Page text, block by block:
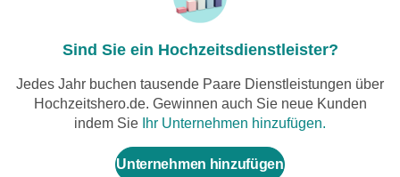
Sind Sie ein Hochzeitsdienstleister?
Jedes Jahr buchen tausende Paare Dienstleistungen über
Hochzeitshero.de. Gewinnen auch Sie neue Kunden
indem Sie Ihr Unternehmen hinzufügen.
Unternehmen hinzufügen